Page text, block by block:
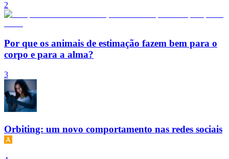
2
Por que os animais de estimação fazem bem para o
corpo e para a alma?
3
Orbiting: um novo comportamento nas redes sociais